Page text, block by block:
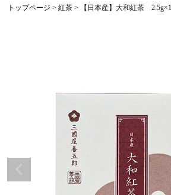
トップページ 紅茶 【日本産】大和紅茶